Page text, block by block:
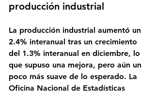
producción industrial
La producción industrial aumentó un
2.4% interanual tras un crecimiento
del 1.3% interanual en diciembre, lo
que supuso una mejora, pero aún un
poco más suave de lo esperado. La
Oficina Nacional de Estadísticas